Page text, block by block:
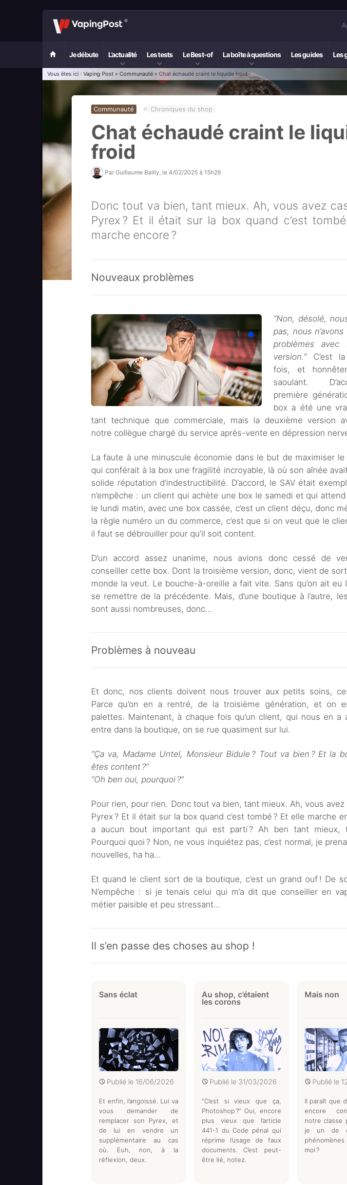
Je débute L’actualité Les tests Le Best-of La boîte à questions Les guides Les
Vous êtes ici : Vaping Post » Communauté » Chat échaudé craint le liquide froid
Communauté # Chroniques du shop
Chat échaudé craint le
froid
Par Guillaume Bailly , le 4/02/2025 à 15h26
Donc tout va bien, tant mieux. Ah, vous avez
Pyrex ? Et il était sur la box quand c’est
marche encore ?
Nouveaux problèmes
“Non, désolé,
pas, nous
problèmes avec
version.”C’est la
fois, et
saoulant.
première
box a été une
tant technique que commerciale, mais la deuxième version
notre collègue chargé du service après-vente en dépression
La faute à une minuscule économie dans le but de maximiser
qui conférait à la box une fragilité incroyable, là où son aînée
solide réputation d’indestructibilité. D’accord, le SAV était
n’empêche : un client qui achète une box le samedi et qui attend
le lundi matin, avec une box cassée, c’est un client déçu, donc
la règle numéro un du commerce, c’est que si on veut que le
il faut se débrouiller pour qu’il soit content.
D’un accord assez unanime, nous avions donc cessé de
conseiller cette box. Dont la troisième version, donc, vient de
monde la veut. Le bouche-à-oreille a fait vite. Sans qu’on ait eu
se remettre de la précédente. Mais, d’une boutique à l’autre,
sont aussi nombreuses, donc…
Problèmes à nouveau
Et donc, nos clients doivent nous trouver aux petits soins,
Parce qu’on en a rentré, de la troisième génération, et on
palettes. Maintenant, à chaque fois qu’un client, qui nous en a
entre dans la boutique, on se rue quasiment sur lui.
“Ça va, Madame Untel, Monsieur Bidule ? Tout va bien ? Et la
êtes content ?”
“Oh ben oui, pourquoi ?”
Pour rien, pour rien. Donc tout va bien, tant mieux. Ah, vous avez
Pyrex ? Et il était sur la box quand c’est tombé ? Et elle marche
a aucun bout important qui est parti ? Ah ben tant mieux,
Pourquoi quoi ? Non, ne vous inquiétez pas, c’est normal, je
nouvelles, ha ha…
Et quand le client sort de la boutique, c’est un grand ouf ! De
N’empêche : si je tenais celui qui m’a dit que conseiller en
métier paisible et peu stressant…
Il s’en passe des choses au shop !
Sans éclat
Publié le 16/06/2026
Et enfin, l’angoissé. Lui va
vous demander de
remplacer son Pyrex, et
de lui en vendre un
supplémentaire au cas
où. Euh, non, à la
réflexion, deux.
Au shop, c’étaient
les corons
Publié le 31/03/2026
“C’est si vieux que ça,
Photoshop ?” Oui, encore
plus vieux que l’article
441-1 du Code pénal qui
réprime l’usage de faux
documents. C’est peut-
être lié, notez.
Mais non
Publié le
Il paraît que
encore
notre classe
je un de
moi ?